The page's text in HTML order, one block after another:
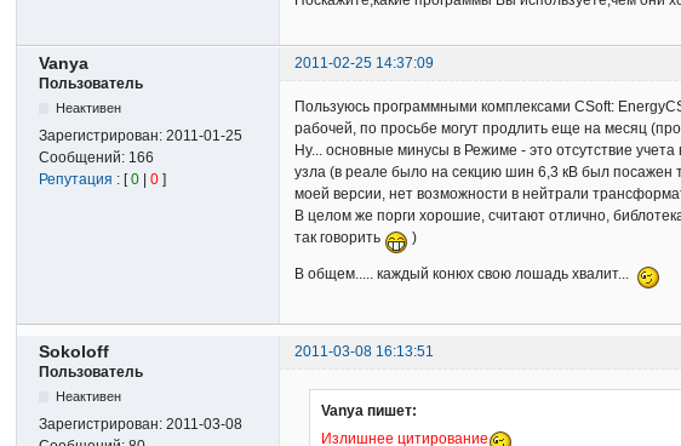
Vanya
2011-02-25 14:37:09
Пользователь
Неактивен
Зарегистрирован:2011-01-25
Сообщений: 166
Репутация : [0 |0 ]
Пользуюсь программными комплексами CSoft:
рабочей, по просьбе могут продлить еще на месяц
Ну... основные минусы в Режиме - это отсутствие
узла (в реале было на секцию шин 6,3 кВ был посажен
моей версии, нет возможности в нейтрали
В целом же порги хорошие, считают отлично,
так говорить
)
В общем..... каждый конюх свою лошадь хвалит...
Sokoloff
2011-03-08 16:13:51
Пользователь
Неактивен
Зарегистрирован:2011-03-08
Vanya пишет:
Излишнее цитирование